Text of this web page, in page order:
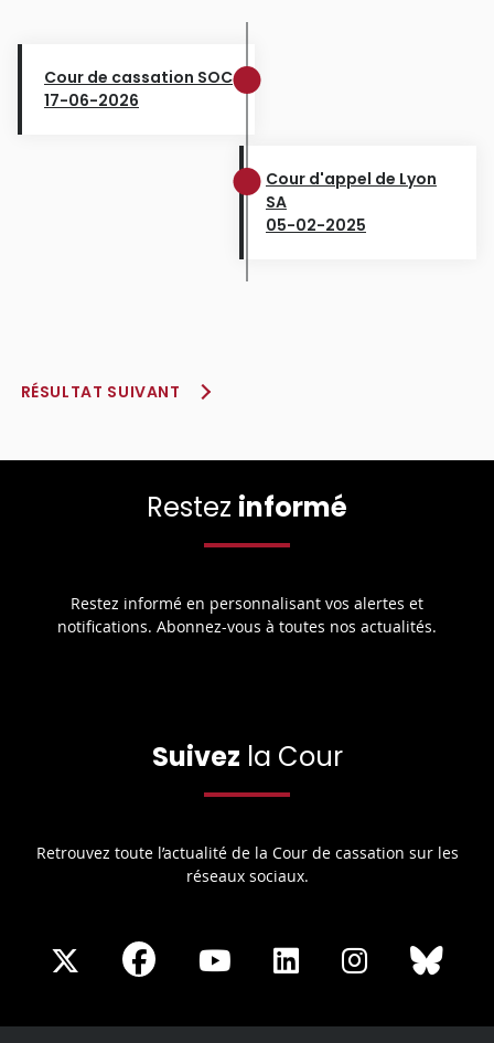
Cour de cassation SOC
17-06-2026
Cour d'appel de Lyon
SA
05-02-2025
RÉSULTAT SUIVANT
Restez informé
Restez informé en personnalisant vos alertes et
notifications. Abonnez-vous à toutes nos actualités.
Suivez la Cour
Retrouvez toute l’actualité de la Cour de cassation sur les
réseaux sociaux.
Share
X
Share
Facebook
Share
Youtube
Share
LinkedIn
Share
Instagram